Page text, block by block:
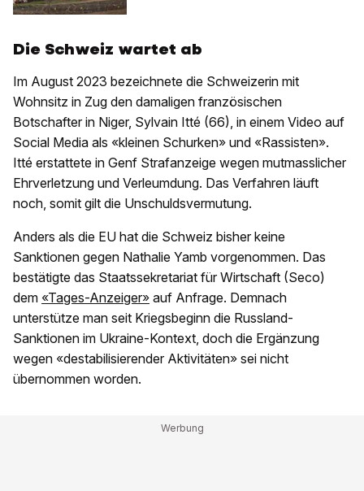
Die Schweiz wartet ab
Im August 2023 bezeichnete die Schweizerin mit
Wohnsitz in Zug den damaligen französischen
Botschafter in Niger, Sylvain Itté (66), in einem Video auf
Social Media als «kleinen Schurken» und «Rassisten».
Itté erstattete in Genf Strafanzeige wegen mutmasslicher
Ehrverletzung und Verleumdung. Das Verfahren läuft
noch, somit gilt die Unschuldsvermutung.
Anders als die EU hat die Schweiz bisher keine
Sanktionen gegen Nathalie Yamb vorgenommen. Das
bestätigte das Staatssekretariat für Wirtschaft (Seco)
dem «Tages-Anzeiger» auf Anfrage. Demnach
unterstütze man seit Kriegsbeginn die Russland-
Sanktionen im Ukraine-Kontext, doch die Ergänzung
wegen «destabilisierender Aktivitäten» sei nicht
übernommen worden.